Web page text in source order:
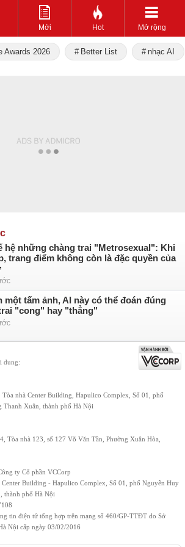
Mới Hot Mở rộng
Awards 2026 Better List nhạc AI
hệ những chàng trai "Metrosexual": Khi
trang điểm không còn là đặc quyền của
một tấm ảnh, AI này có thể đoán đúng
"cong" hay "thẳng"
dung:
Tòa nhà Center Building, Hapulico Complex, Số 01, phố
Xuân, thành phố Hà Nội
Tòa nhà 123, số 127 Võ Văn Tần, Phường Xuân Hòa,
ty Cổ phần VCCorp
Building - Hapulico Complex, Số 01, phố Nguyễn Huy
thành phố Hà Nội
tin điện tử tổng hợp trên mạng số 460/GP-TTĐT do Sở
Nội cấp ngày 03/02/2016